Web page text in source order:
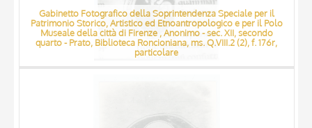
Gabinetto Fotografico della Soprintendenza Speciale per il
Patrimonio Storico, Artistico ed Etnoantropologico e per il Polo
Museale della città di Firenze , Anonimo - sec. XII, secondo
quarto - Prato, Biblioteca Roncioniana, ms. Q.VIII.2 (2), f. 176r,
particolare